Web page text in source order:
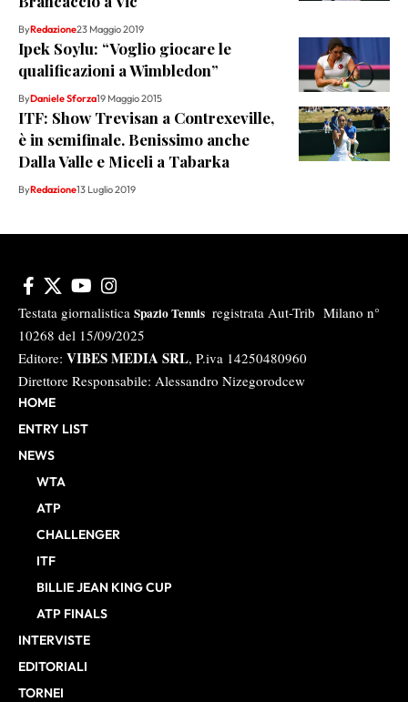
ByRedazione23 Maggio 2019
Ipek Soylu: “Voglio giocare le
qualificazioni a Wimbledon”
ByDaniele Sforza19 Maggio 2015
ITF: Show Trevisan a Contrexeville,
è in semifinale. Benissimo anche
Dalla Valle e Miceli a Tabarka
ByRedazione13 Luglio 2019
Testata giornalistica Spazio Tennis registrata Aut-Trib Milano n°
10268 del 15/09/2025
Editore: VIBES MEDIA SRL, P.iva 14250480960
Direttore Responsabile: Alessandro Nizegorodcew
HOME
ENTRY LIST
NEWS
WTA
ATP
CHALLENGER
ITF
BILLIE JEAN KING CUP
ATP FINALS
INTERVISTE
EDITORIALI
TORNEI